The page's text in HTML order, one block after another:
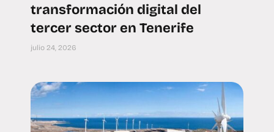
transformación digital del
tercer sector en Tenerife
julio 24, 2026